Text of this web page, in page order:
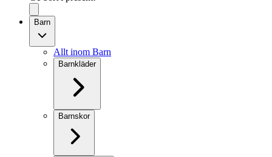
Barn
Allt inom Barn
Barnkläder
Barnskor